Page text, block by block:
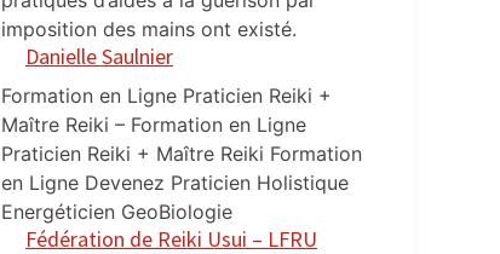
imposition des mains ont existé.
Danielle Saulnier
Formation en Ligne Praticien Reiki +
Maître Reiki – Formation en Ligne
Praticien Reiki + Maître Reiki Formation
en Ligne Devenez Praticien Holistique
Energéticien GeoBiologie
Fédération de Reiki Usui – LFRU